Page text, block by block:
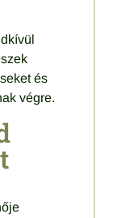
és
végre.